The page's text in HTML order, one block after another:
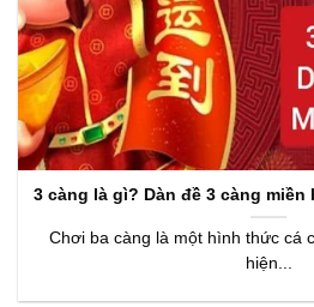
3 càng là gì? Dàn đề 3 càng
Chơi ba càng là một hình thức cá
hiện...